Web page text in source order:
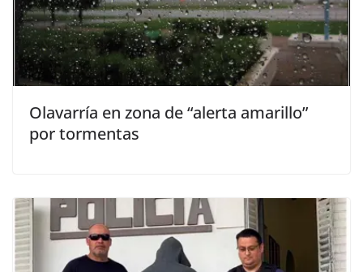
Olavarría en zona de “alerta amarillo”
por tormentas